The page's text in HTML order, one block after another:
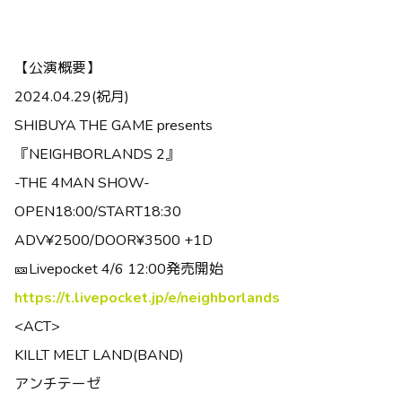
【公演概要】
2024.04.29(祝月)
SHIBUYA THE GAME presents
『NEIGHBORLANDS 2』
-THE 4MAN SHOW-
OPEN18:00/START18:30
ADV¥2500/DOOR¥3500 +1D
🎫Livepocket 4/6 12:00発売開始
https://t.livepocket.jp/e/neighborlands
<ACT>
KILLT MELT LAND(BAND)
アンチテーゼ